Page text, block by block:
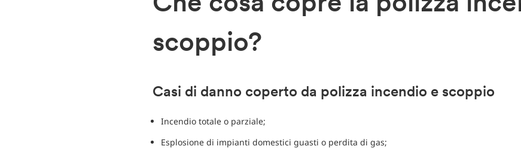
scoppio?
Casi di danno coperto da polizza incendio e scoppio
Incendio totale o parziale;
Esplosione di impianti domestici guasti o perdita di gas;